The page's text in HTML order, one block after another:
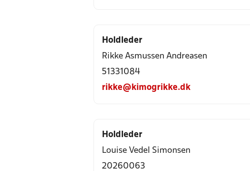
Holdleder
Rikke Asmussen Andreasen
51331084
rikke@kimogrikke.dk
Holdleder
Louise Vedel Simonsen
20260063